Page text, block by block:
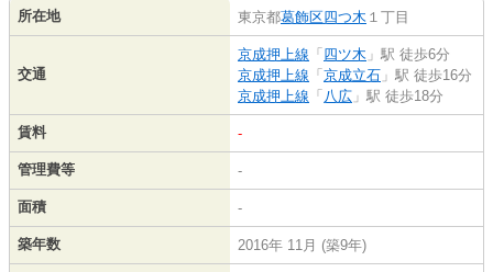
所在地 東京都葛飾区四つ木 １丁目
交通
京成押上線 「 四ツ木 」駅 徒歩6分
京成押上線 「 京成立石 」駅 徒歩16分
京成押上線 「 八広 」駅 徒歩18分
賃料 -
管理費等 -
面積 -
築年数 2016年 11月 (築9年)